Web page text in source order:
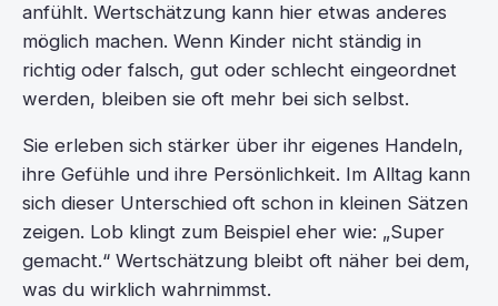
anfühlt. Wertschätzung kann hier etwas anderes
möglich machen. Wenn Kinder nicht ständig in
richtig oder falsch, gut oder schlecht eingeordnet
werden, bleiben sie oft mehr bei sich selbst.
Sie erleben sich stärker über ihr eigenes Handeln,
ihre Gefühle und ihre Persönlichkeit. Im Alltag kann
sich dieser Unterschied oft schon in kleinen Sätzen
zeigen. Lob klingt zum Beispiel eher wie: „Super
gemacht.“ Wertschätzung bleibt oft näher bei dem,
was du wirklich wahrnimmst.